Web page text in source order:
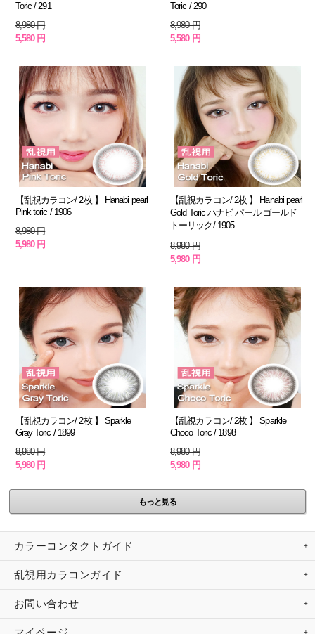
Toric / 291
8,980 円
5,580 円
Toric / 290
8,980 円
5,580 円
【乱視カラコン/ 2枚 】 Hanabi pearl
Pink toric / 1906
8,980 円
5,980 円
【乱視カラコン/ 2枚 】 Hanabi pearl
Gold Toric ハナビ パール ゴールド
トーリック/ 1905
8,980 円
5,980 円
【乱視カラコン/ 2枚 】 Sparkle
Gray Toric / 1899
8,980 円
5,980 円
【乱視カラコン/ 2枚 】 Sparkle
Choco Toric / 1898
8,980 円
5,980 円
もっと見る
カラーコンタクトガイド
乱視用カラコンガイド
お問い合わせ